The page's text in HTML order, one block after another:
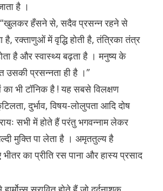
है ।
“खुलकर हँसने से, सदैव प्रसन्न रहने से
रक्ताणुओं में वृद्धि होती है, तंत्रिका तंत्र
है और स्वास्थ्य बढ़ता है । मनुष्य के
उसकी प्रसन्नता ही है ।”
का भी टॉनिक है ! यह सबसे विलक्षण
दुर्भाव, विषय-लोलुपता आदि दोष
सभी में होते हैं परंतु भगवन्नाम लेकर
मुक्ति पा लेता है । अमृततुल्य है
का प्रीति रस पाना और हास्य प्रसाद